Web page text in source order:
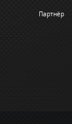
Партнёр